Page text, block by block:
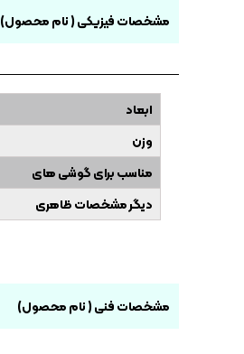
مشخصات فیزیکی ( نام محصول)
ابعاد
وزن
مناسب برای گوشی های
دیگر مشخصات ظاهری
مشخصات فنی ( نام محصول)